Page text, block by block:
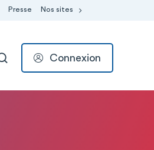
Presse Nos sites
RECHERCHER
Connexion